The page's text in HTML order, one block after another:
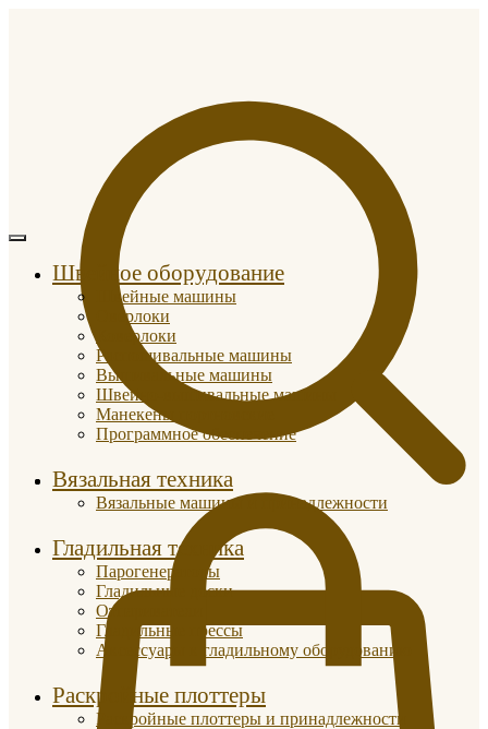
Швейное оборудование
Швейные машины
Оверлоки
Коверлоки
Распошивальные машины
Вышивальные машины
Швейно-вышивальные машины
Манекены портновские
Программное обеспечение
Вязальная техника
Вязальные машины и принадлежности
Гладильная техника
Парогенераторы
Гладильные доски
Отпариватели
Гладильные прессы
Аксессуары к гладильному оборудованию
Раскройные плоттеры
Раскройные плоттеры и принадлежности